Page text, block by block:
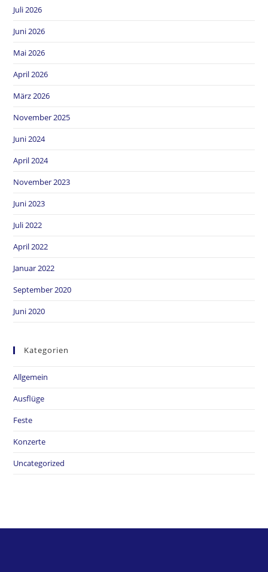
Juli 2026
Juni 2026
Mai 2026
April 2026
März 2026
November 2025
Juni 2024
April 2024
November 2023
Juni 2023
Juli 2022
April 2022
Januar 2022
September 2020
Juni 2020
Kategorien
Allgemein
Ausflüge
Feste
Konzerte
Uncategorized